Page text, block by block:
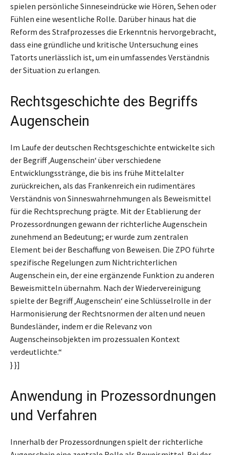
spielen persönliche Sinneseindrücke wie Hören, Sehen oder
Fühlen eine wesentliche Rolle. Darüber hinaus hat die
Reform des Strafprozesses die Erkenntnis hervorgebracht,
dass eine gründliche und kritische Untersuchung eines
Tatorts unerlässlich ist, um ein umfassendes Verständnis
der Situation zu erlangen.
Rechtsgeschichte des Begriffs
Augenschein
Im Laufe der deutschen Rechtsgeschichte entwickelte sich
der Begriff ‚Augenschein‘ über verschiedene
Entwicklungsstränge, die bis ins frühe Mittelalter
zurückreichen, als das Frankenreich ein rudimentäres
Verständnis von Sinneswahrnehmungen als Beweismittel
für die Rechtsprechung prägte. Mit der Etablierung der
Prozessordnungen gewann der richterliche Augenschein
zunehmend an Bedeutung; er wurde zum zentralen
Element bei der Beschaffung von Beweisen. Die ZPO führte
spezifische Regelungen zum Nichtrichterlichen
Augenschein ein, der eine ergänzende Funktion zu anderen
Beweismitteln übernahm. Nach der Wiedervereinigung
spielte der Begriff ‚Augenschein‘ eine Schlüsselrolle in der
Harmonisierung der Rechtsnormen der alten und neuen
Bundesländer, indem er die Relevanz von
Augenscheinsobjekten im prozessualen Kontext
verdeutlichte.“
} }]
Anwendung in Prozessordnungen
und Verfahren
Innerhalb der Prozessordnungen spielt der richterliche